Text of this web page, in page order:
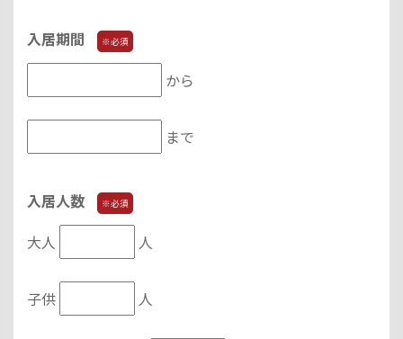
入居期間 ※必須
から
まで
入居人数 ※必須
大人 人
子供 人